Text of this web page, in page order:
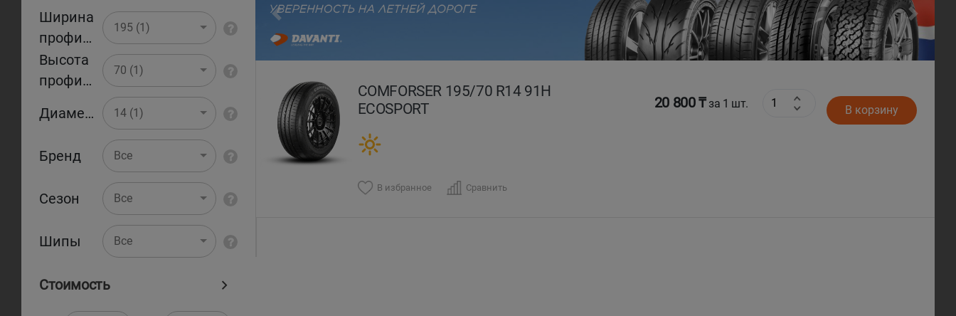
Ширина
профиля
195 (1)
Высота
профиля
70 (1)
Диаметр 14 (1)
Бренд Все
Сезон Все
Шипы Все
Стоимость
Next
COMFORSER 195/70 R14 91H
ECOSPORT
20 800 ₸за 1 шт. В корзину
В избранное Сравнить